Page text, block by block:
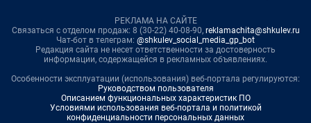
РЕКЛАМА НА САЙТЕ
Связаться с отделом продаж: 8 (30-22) 40-08-90, reklamachita@shkulev.ru
Чат-бот в телеграм: @shkulev_social_media_gp_bot
Редакция сайта не несет ответственности за достоверность
информации, содержащейся в рекламных объявлениях.
Особенности эксплуатации (использования) веб-портала регулируются:
Руководством пользователя
Описанием функциональных характеристик ПО
Условиями использования веб-портала и политикой
конфиденциальности персональных данных